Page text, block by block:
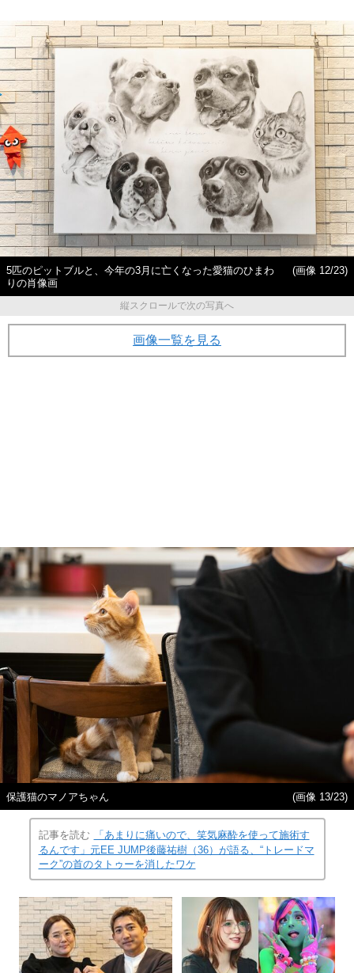
5匹のピットブルと、今年の3月に亡くなった愛猫のひまわ
りの肖像画
(画像 12/23)
縦スクロールで次の写真へ
画像一覧を見る
保護猫のマノアちゃん (画像 13/23)
記事を読む
「あまりに痛いので、笑気麻酔を使って施術す
るんです」元EE JUMP後藤祐樹（36）が語る、“トレードマ
ーク”の首のタトゥーを消したワケ